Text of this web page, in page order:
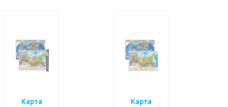
Карта
Карта